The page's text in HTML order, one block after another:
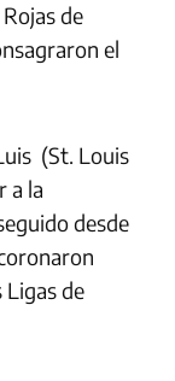
de
el
(St. Louis
a la
desde
Ligas de